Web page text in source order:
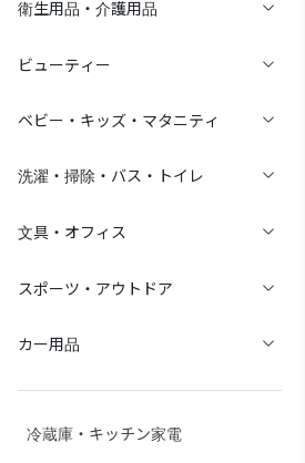
衛生用品・介護用品
ビューティー
ベビー・キッズ・マタニティ
洗濯・掃除・バス・トイレ
文具・オフィス
スポーツ・アウトドア
カー用品
冷蔵庫・キッチン家電